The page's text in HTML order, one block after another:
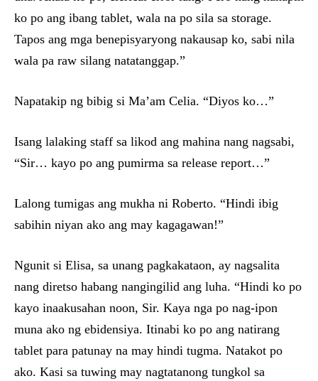
ko po ang ibang tablet, wala na po sila sa storage.
Tapos ang mga benepisyaryong nakausap ko, sabi nila
wala pa raw silang natatanggap.”
Napatakip ng bibig si Ma’am Celia. “Diyos ko…”
Isang lalaking staff sa likod ang mahina nang nagsabi,
“Sir… kayo po ang pumirma sa release report…”
Lalong tumigas ang mukha ni Roberto. “Hindi ibig
sabihin niyan ako ang may kagagawan!”
Ngunit si Elisa, sa unang pagkakataon, ay nagsalita
nang diretso habang nangingilid ang luha. “Hindi ko po
kayo inaakusahan noon, Sir. Kaya nga po nag-ipon
muna ako ng ebidensiya. Itinabi ko po ang natirang
tablet para patunay na may hindi tugma. Natakot po
ako. Kasi sa tuwing may nagtatanong tungkol sa